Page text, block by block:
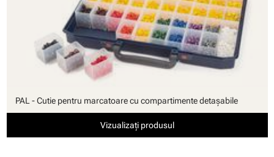
PAL - Cutie pentru marcatoare cu compartimente detaşabile
Vizualizați produsul